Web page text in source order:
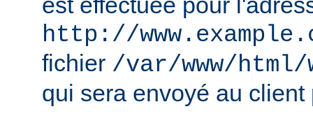
http://
fichier /var/www/
qui sera envoyé au client